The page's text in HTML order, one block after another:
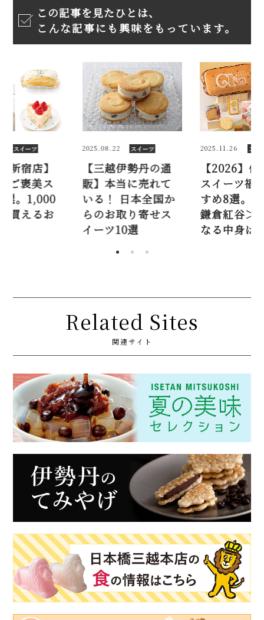
この記事を見たひとは、
こんな記事にも興味をもっています。
スイーツ
新宿店】
ご褒美ス
選。1,000
買えるお
2025.08.22 スイーツ
【三越伊勢丹の通
販】本当に売れて
いる！ 日本全国か
らのお取り寄せス
イーツ10選
2025.11.26 スイ
【2026】
スイーツ福
すめ8選。
鎌倉紅谷＞
なる中身は
Related Sites
関連サイト